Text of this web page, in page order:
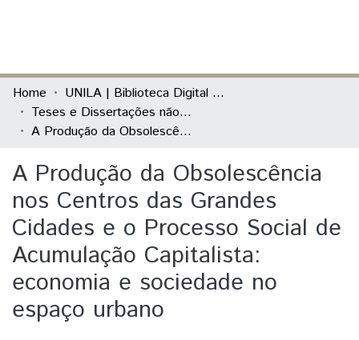
Communities & Collections
All of DSpace
Home
UNILA | Biblioteca Digital de Dissertações e Teses
Teses e Dissertações não defendidas na Unila
A Produção da Obsolescência nos Centros das Grandes Cidades e o Processo Social de Acumulação Capitalista: economia e sociedade no espaço urbano
A Produção da Obsolescência
nos Centros das Grandes
Cidades e o Processo Social de
Acumulação Capitalista:
economia e sociedade no
espaço urbano